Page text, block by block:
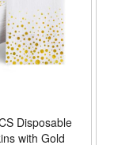
Disposable
with Gold